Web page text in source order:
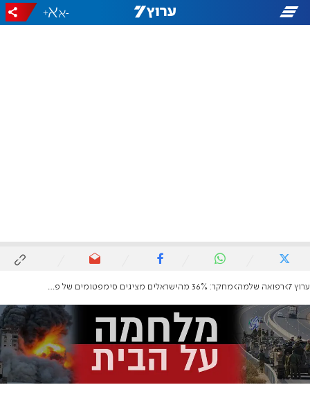
-
+
ערוץ 7 רפואה שלמה מחקר: 36% מהישראלים מציגים סימפטומים של פוסט-טראומה